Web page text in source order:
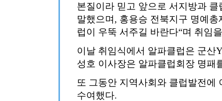
본질이라 믿고 앞으로 서지방과
말했으며, 홍용승 전북지구 명예
럽이 우뚝 서주길 바란다“며 취임
이날 취임식에서 알파클럽은 군산
성호 이사장은 알파클럽회장 명패
또 그동안 지역사회와 클럽발전에
수여했다.